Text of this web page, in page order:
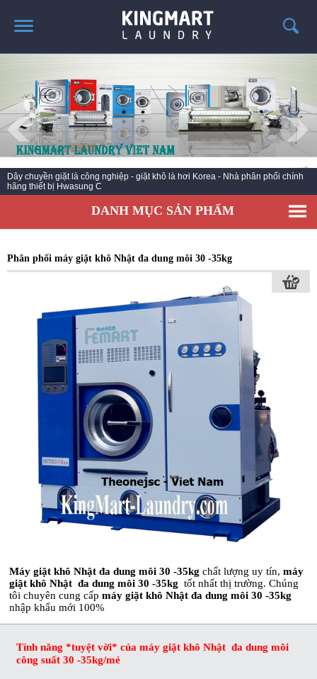
TRANG CHỦ
GIỚI THIỆU
SẢN PHẨM
TIN TỨC GIẶT LÀ
CÔNG TRÌNH TRIỂN KHAI
LIÊN HỆ
Máy giặt công nghiệp thiết bị giặt là nhập khẩu chính hãng KOREA,
POWERLINE USA, TOLON EURO
DANH MỤC SẢN PHẨM
Phân phối máy giặt khô Nhật đa dung môi 30 -35kg
Máy giặt khô Nhật đa dung môi 30 -35kg chất lượng uy tín,máy
giặt khô Nhật đa dung môi 30 -35kg tốt nhất thị trường. Chúng
tôi chuyên cung cấpmáy giặt khô Nhật đa dung môi 30 -35kg
nhập khẩu mới 100%
Tính năng *tuyệt vời* của máygiặt khô Nhật đa dung môi
công suất 30 -35kg/mẻ